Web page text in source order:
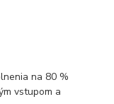
na 80 %
vstupom a